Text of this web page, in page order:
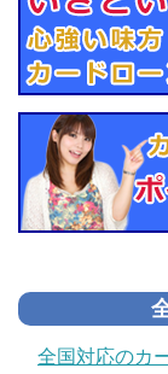
全国対応のカ